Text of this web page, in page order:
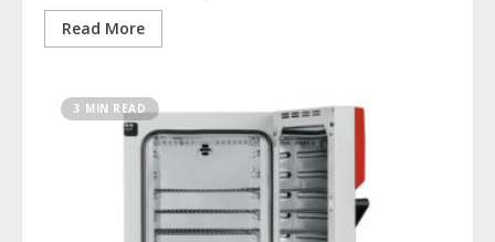
Read More
3 MIN READ